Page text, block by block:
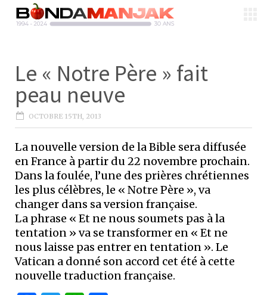
Le « Notre Père » fait
peau neuve
OCTOBRE 15TH, 2013
La nouvelle version de la Bible sera diffusée
en France à partir du 22 novembre prochain.
Dans la foulée, l’une des prières chrétiennes
les plus célèbres, le « Notre Père », va
changer dans sa version française.
La phrase « Et ne nous soumets pas à la
tentation » va se transformer en « Et ne
nous laisse pas entrer en tentation ». Le
Vatican a donné son accord cet été à cette
nouvelle traduction française.